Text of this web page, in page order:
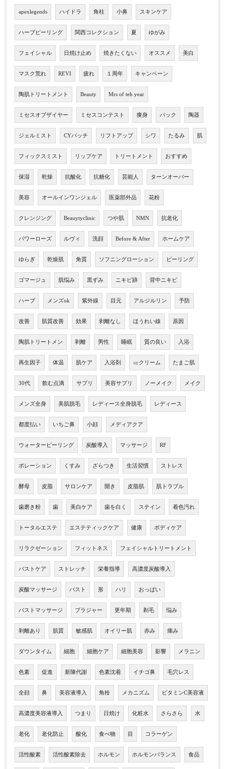
apexlegends ハイドラ 角柱 小鼻 スキンケア
ハーブピーリング 関西コレクション 夏 ゆがみ
フェイシャル 日焼け止め 焼きたくない オススメ 美白
マスク荒れ REVI 疲れ １周年 キャンペーン
陶肌トリートメント Beauty Mrs of teh year
ミセスオブザイヤー ミセスコンテスト 痩身 パック 陶器
ジェルミスト CYパッチ リフトアップ シワ たるみ 肌
フィックスミスト リップケア トリートメント おすすめ
保湿 乾燥 抗酸化 抗糖化 芸能人 ターンオーバー
美容 オールインワンジェル 医薬部外品 花粉
クレンジング Beauytyclinic つや肌 NMN 抗老化
パワーローズ ルヴィ 洗顔 Before & After ホームケア
ゆらぎ 乾燥肌 角質 ソフニングローション ピーリング
ゴマージュ 肌悩み 黒ずみ ニキビ跡 背中ニキビ
ハーブ メンズok 紫外線 目元 アルジルリン 予防
改善 肌質改善 効果 剥離なし ほうれい線 原因
陶肌トリートメン 剥離 男性 睡眠 質の良い 入浴
再生因子 体温 肌ケア 入浴剤 ㏄クリーム たまご肌
30代 飲む点滴 サプリ 美容サプリ ノーメイク メイク
メンズ全身 美肌脱毛 レディース全身脱毛 レディース
都度払い いちご鼻 小顔 メディアクア
ウォーターピーリング 炭酸導入 マッサージ RF
ポレーション くすみ ざらつき 生活習慣 ストレス
酵母 皮脂 サロンケア 開き 皮脂肌 肌トラブル
歯磨き粉 歯 美白ケア 歯を白く ステイン 着色汚れ
トータルエステ エステティックケア 健康 ボディケア
リラクゼーション フィットネス フェイシャルトリートメント
バストケア ストレッチ 栄養指導 高濃度炭酸導入
炭酸マッサージ バスト 形 ハリ おっぱい
バストマッサージ ブラジャー 更年期 剃毛 悩み
剥離あり 肌質 敏感肌 オイリー肌 赤み 痛み
ダウンタイム 細胞 細胞ケア 細胞美容 影響 メラニン
色素 促進 新陳代謝 色素沈着 イチゴ鼻 毛穴レス
全顔 鼻 美容液導入 角栓 メカニズム ビタミンC美容液
高濃度美容液導入 つまり 日焼け 化粧水 さらさら 水
老化 老化防止 酸化 食べ物 目 コラーゲン
活性酸素 活性酸素除去 ホルモン ホルモンバランス 食品